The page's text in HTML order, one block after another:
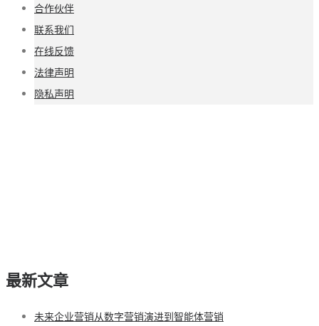
合作伙伴
联系我们
在线反馈
法律声明
隐私声明
最新文章
未来企业营销从数字营销演进到智能体营销